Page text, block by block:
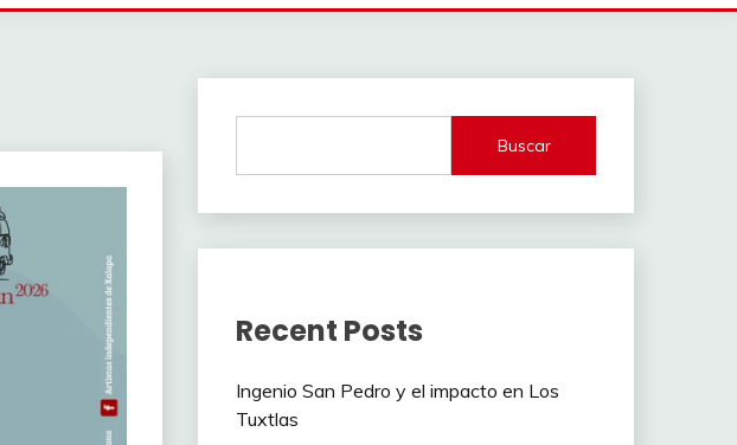
Buscar
Recent Posts
Ingenio San Pedro y el impacto en Los
Tuxtlas